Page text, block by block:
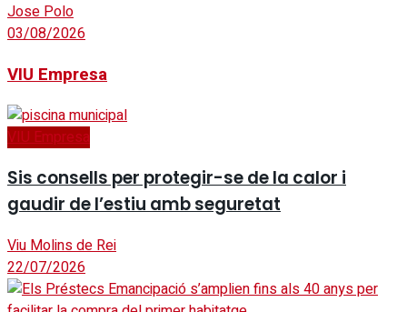
Jose Polo
03/08/2026
VIU Empresa
VIU Empresa
Sis consells per protegir-se de la calor i
gaudir de l’estiu amb seguretat
Viu Molins de Rei
22/07/2026